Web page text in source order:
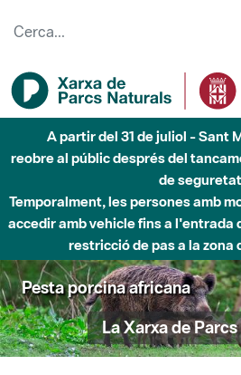
A partir del 31 de juliol - Sant
reobre al públic després del
de
Temporalment, les persones amb
accedir amb vehicle fins a l'entrada
restricció de pas a la zona
Pesta porcina africana
La Xarxa de